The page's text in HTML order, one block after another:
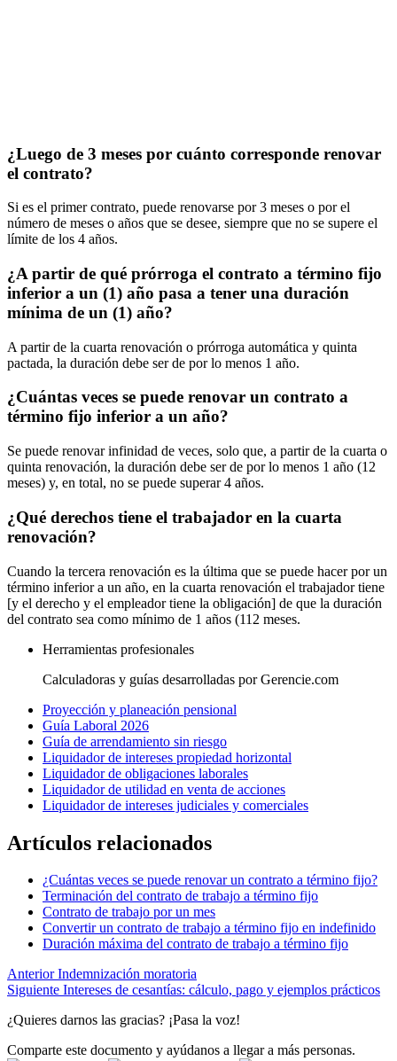
¿Luego de 3 meses por cuánto corresponde renovar
el contrato?
Si es el primer contrato, puede renovarse por 3 meses o por el
número de meses o años que se desee, siempre que no se supere el
límite de los 4 años.
¿A partir de qué prórroga el contrato a término fijo
inferior a un (1) año pasa a tener una duración
mínima de un (1) año?
A partir de la cuarta renovación o prórroga automática y quinta
pactada, la duración debe ser de por lo menos 1 año.
¿Cuántas veces se puede renovar un contrato a
término fijo inferior a un año?
Se puede renovar infinidad de veces, solo que, a partir de la cuarta o
quinta renovación, la duración debe ser de por lo menos 1 año (12
meses) y, en total, no se puede superar 4 años.
¿Qué derechos tiene el trabajador en la cuarta
renovación?
Cuando la tercera renovación es la última que se puede hacer por un
término inferior a un año, en la cuarta renovación el trabajador tiene
[y el derecho y el empleador tiene la obligación] de que la duración
del contrato sea como mínimo de 1 años (112 meses.
Herramientas profesionales
Calculadoras y guías desarrolladas por Gerencie.com
Proyección y planeación pensional
Guía Laboral 2026
Guía de arrendamiento sin riesgo
Liquidador de intereses propiedad horizontal
Liquidador de obligaciones laborales
Liquidador de utilidad en venta de acciones
Liquidador de intereses judiciales y comerciales
Artículos relacionados
¿Cuántas veces se puede renovar un contrato a término fijo?
Terminación del contrato de trabajo a término fijo
Contrato de trabajo por un mes
Convertir un contrato de trabajo a término fijo en indefinido
Duración máxima del contrato de trabajo a término fijo
Anterior Indemnización moratoria
Siguiente Intereses de cesantías: cálculo, pago y ejemplos prácticos
¿Quieres darnos las gracias? ¡Pasa la voz!
Comparte este documento y ayúdanos a llegar a más personas.